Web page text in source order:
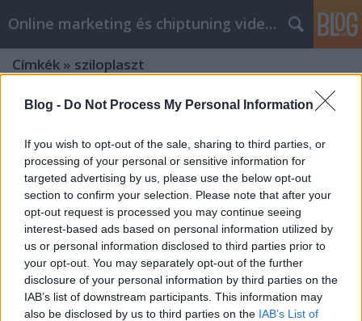
Blog - Do Not Process My Personal Information
If you wish to opt-out of the sale, sharing to third parties, or
processing of your personal or sensitive information for
targeted advertising by us, please use the below opt-out
section to confirm your selection. Please note that after your
opt-out request is processed you may continue seeing
interest-based ads based on personal information utilized by
us or personal information disclosed to third parties prior to
your opt-out. You may separately opt-out of the further
disclosure of your personal information by third parties on the
IAB’s list of downstream participants. This information may
also be disclosed by us to third parties on the IAB’s List of
Online marketing és chiptuning videók
Címkék » sziloplaszt
Internet Marketing Tippek, amelyek
az Ön számára kellenek.
Chiptuning Blogok•2022. január 14.
Internet Marketing Tippek, amelyek az Ön számára
kellenek. Akár termékeket, szolgáltatásokat vagy
valami egészen mást szeretne értékesíteni, az
internet nagyszerű módja a marketingnek. Az
internet lehetővé teszi, hogy hatalmas közönséghez
jusson el, gyakran kevés vagy semmi költséggel.
Ebben a…